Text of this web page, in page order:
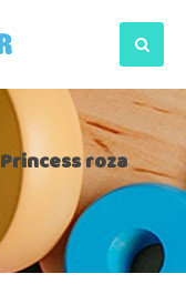
Princess roza